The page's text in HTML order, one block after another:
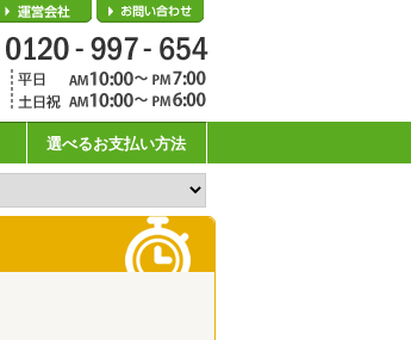
会社概要
選べるお支払い方法